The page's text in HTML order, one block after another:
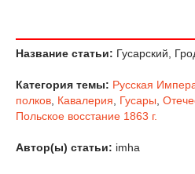
Название статьи: Гусарский,
Категория темы: Русская
полков Кавалерия Гусары
Польское восстание 1863 г.
Автор(ы) статьи: imha